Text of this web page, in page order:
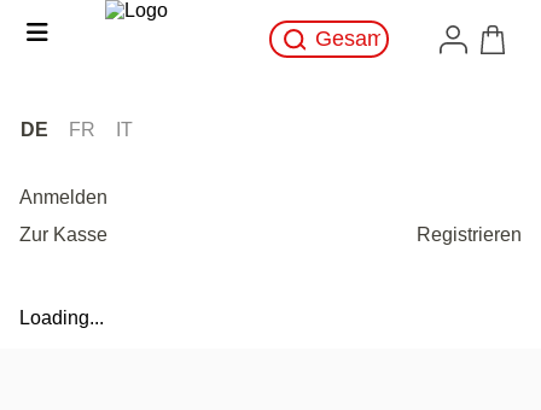
DE FR IT
Anmelden
Zur Kasse
Registrieren
Loading...